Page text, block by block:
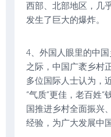
西部、北部地区，几
发生了巨大的爆炸。
4、外国人眼里的中
之际，中国广袤乡村
多位国际人士认为，
“气质”更佳，老百姓“
国推进乡村全面振兴
经验，为广大发展中